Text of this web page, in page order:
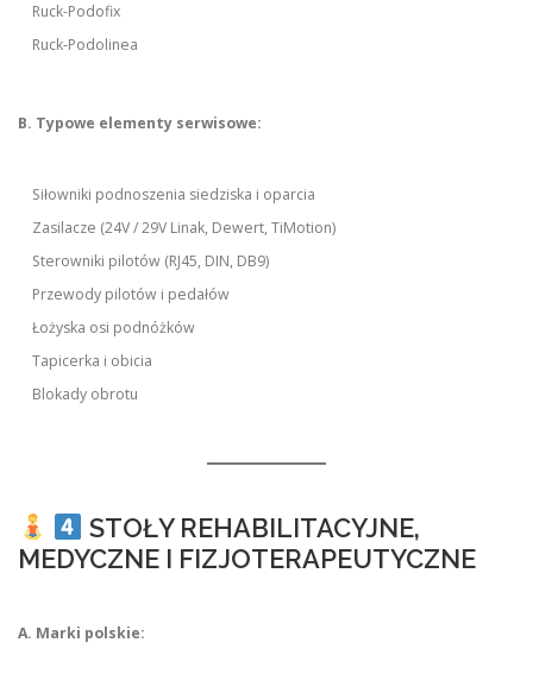
Ruck-Podofix
Ruck-Podolinea
B. Typowe elementy serwisowe:
Siłowniki podnoszenia siedziska i oparcia
Zasilacze (24V / 29V Linak, Dewert, TiMotion)
Sterowniki pilotów (RJ45, DIN, DB9)
Przewody pilotów i pedałów
Łożyska osi podnóżków
Tapicerka i obicia
Blokady obrotu
STOŁY REHABILITACYJNE,
MEDYCZNE I FIZJOTERAPEUTYCZNE
A. Marki polskie: